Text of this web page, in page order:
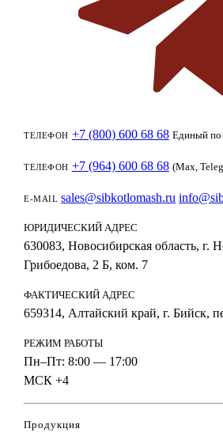
ТЕЛЕФОН +7 (800) 600 68 68 Единый по
ТЕЛЕФОН +7 (964) 600 68 68 (Max,
E-MAIL sales@sibkotlomash.ru
ЮРИДИЧЕСКИЙ АДРЕС
630083, Новосибирская область, г.
Грибоедова, 2 Б, ком. 7
ФАКТИЧЕСКИЙ АДРЕС
659314, Алтайский край, г. Бийск,
РЕЖИМ РАБОТЫ
Пн–Пт: 8:00 — 17:00
МСК +4
Продукция